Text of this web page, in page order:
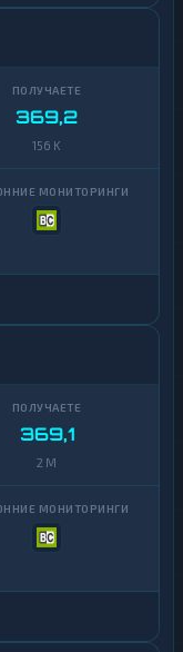
369,2
156 K
369,1
2 M